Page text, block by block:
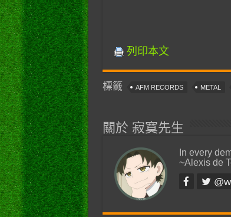
列印本文
標籤 AFM RECORDS METAL
關於 寂寞先生
In every
~Alexis de